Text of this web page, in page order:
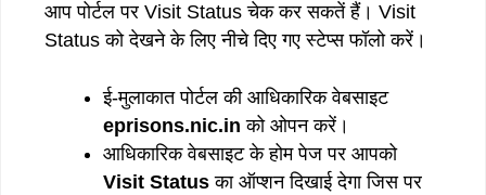
आप पोर्टल पर Visit Status चेक कर सकतें हैं। Visit
Status को देखने के लिए नीचे दिए गए स्टेप्स फॉलो करें।
ई-मुलाकात पोर्टल की आधिकारिक वेबसाइट
eprisons.nic.in को ओपन करें।
आधिकारिक वेबसाइट के होम पेज पर आपको
Visit Status का ऑप्शन दिखाई देगा जिस पर